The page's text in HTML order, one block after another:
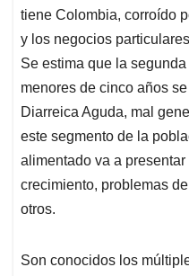
tiene Colombia, corroído
y los negocios
Se estima que la
menores de cinco años
Diarreica Aguda, mal
este segmento de la
alimentado va a
crecimiento, problemas
otros.
Son conocidos los